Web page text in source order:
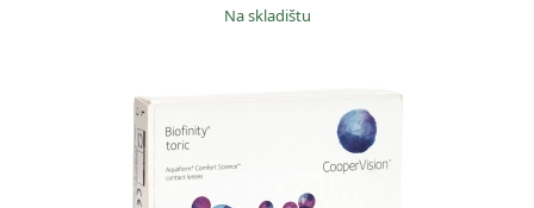
na skladištu